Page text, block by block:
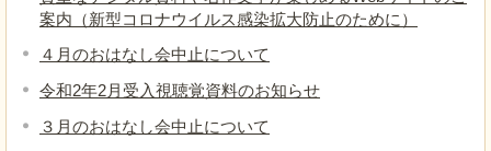
案内（新型コロナウイルス感染拡大防止のために）
４月のおはなし会中止について
令和2年2月受入視聴覚資料のお知らせ
３月のおはなし会中止について